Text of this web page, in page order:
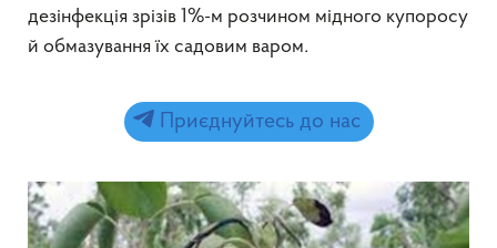
дезінфекція зрізів 1%-м розчином мідного купоросу
й обмазування їх садовим варом.
Приєднуйтесь до нас